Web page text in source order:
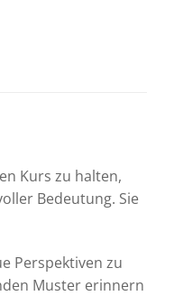
Kurs zu halten,
Bedeutung. Sie
Perspektiven zu
Muster erinnern